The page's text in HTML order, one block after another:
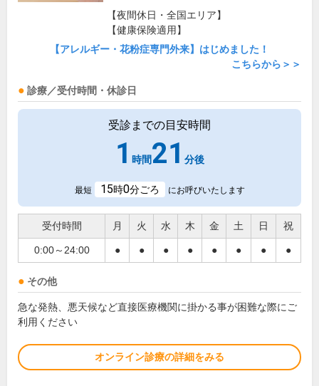
【夜間休日・全国エリア】
【健康保険適用】
【アレルギー・花粉症専門外来】はじめました！
こちらから＞＞
診療／受付時間・休診日
受診までの目安時間
1 時間21 分後
最短 15時0分ごろ にお呼びいたします
受付時間 月 火 水 木 金 土 日 祝
0:00～24:00 ● ● ● ● ● ● ● ●
その他
急な発熱、悪天候など直接医療機関に掛かる事が困難な際にご
利用ください
オンライン診療の詳細をみる